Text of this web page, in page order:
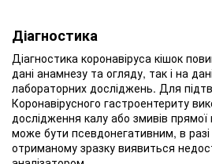
Діагностика
Діагностика коронавіруса кішок
дані анамнезу та огляду, так і на
лабораторних досліджень. Для
Коронавірусного гастроентериту
дослідження калу або змивів
може бути псевдонегативним, в разі
отриманому зразку виявиться